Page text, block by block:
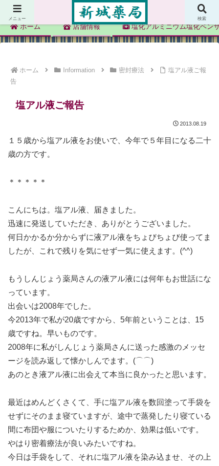
新城薬局
ホーム 店舗情報 塩化アルミニウム塩化ベン
ホーム Information 密封療法
塩アル液ご報
告
塩アル液ご報告
2013.08.19
１５歳から塩アル液をお使いで、今年で５年目になる二十
歳の方です。
＊＊＊＊＊
こんにちは。塩アル液、届きました。
迅速に発送していただき、ありがとうございました。
何日かかるか分からずに液アル液をちょびちょび使ってま
したが、これで残りを気にせず一気に使えます。(^^)
もうしんじょう薬局さんの液アル液には何年もお世話にな
っています。
出会いは2008年でした。
今2013年で私が20歳ですから、5年前ということは、15
歳ですね。早いものです。
2008年に私がしんじょう薬局さんに送った感激のメッセ
ージを読み返して懐かしんでます。(⌒⌒)
あのとき液アル液に出会えて本当に良かったと思います。
最近はめんどくさくて、手に塩アル液を数回塗って手袋を
せずにそのまま寝ていますが、途中で蒸発したり寝ている
間に布団や服についたりするためか、効果は低いです。
やはり密着療法が良いみたいですね。
今日は手袋をして、それに塩アル液を染み込ませ、その上
メニュー 検索